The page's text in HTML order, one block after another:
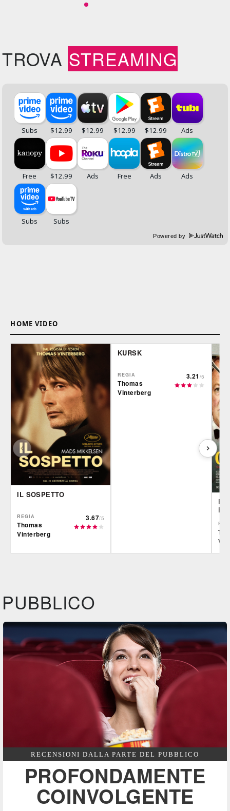
TROVA STREAMING
Powered by
HOME VIDEO
IL SOSPETTO
REGIA
Thomas
Vinterberg
3.67/5
KURSK
REGIA
Thomas
Vinterberg
3.21 /5
PUBBLICO
RECENSIONI DALLA PARTE DEL PUBBLICO
PROFONDAMENTE
COINVOLGENTE